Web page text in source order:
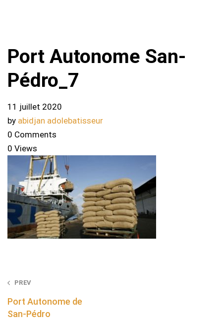
Port Autonome San-
Pédro_7
11 juillet 2020
by abidjan adolebatisseur
0 Comments
0 Views
Post
navigation
PREV
Port Autonome de
San-Pédro